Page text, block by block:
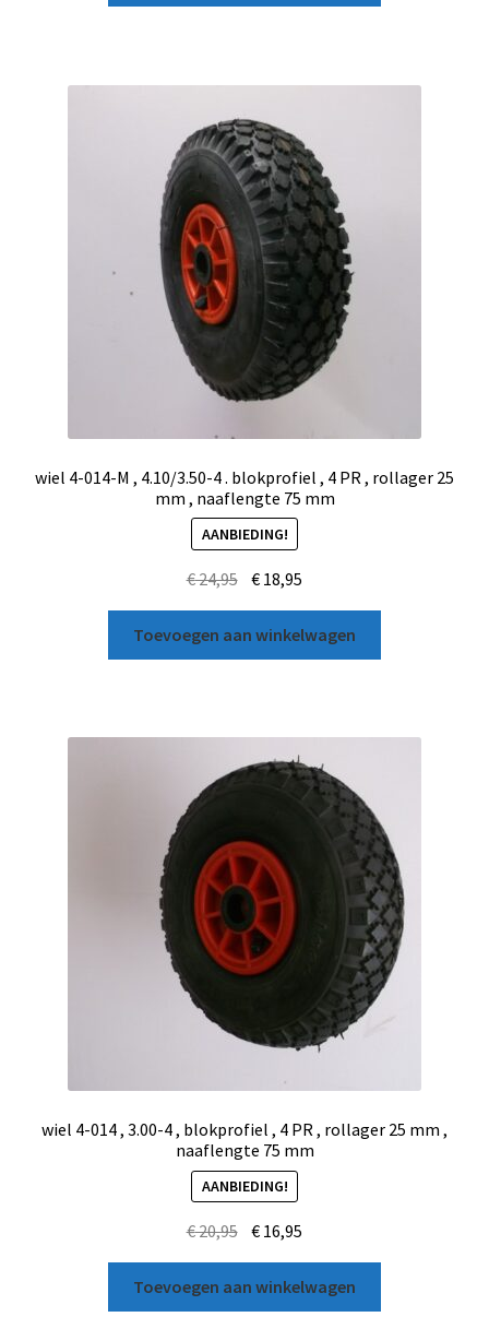
wiel 4-014-M , 4.10/3.50-4 . blokprofiel , 4 PR , rollager 25
mm , naaflengte 75 mm
AANBIEDING!
€24,95 € 18,95
Toevoegen aan winkelwagen
wiel 4-014 , 3.00-4 , blokprofiel , 4 PR , rollager 25 mm ,
naaflengte 75 mm
AANBIEDING!
€20,95 € 16,95
Toevoegen aan winkelwagen